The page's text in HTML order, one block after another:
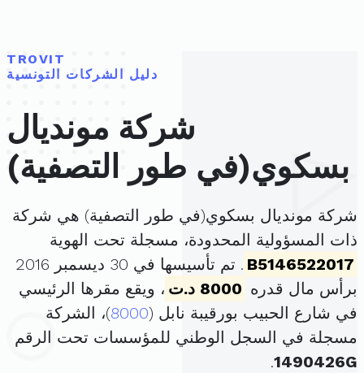
TROVIT
دليل الشركات التونسية
شركة مونديال
بسكوي(في طور التصفية)
شركة مونديال بسكوي(في طور التصفية) هي شركة
ذات المسؤولية المحدودة، مسجلة تحت الهوية
B5146522017
. تم تأسيسها في 30 ديسمبر 2016
برأس مال قدره 8000 د.ت
، ويقع مقرها الرئيسي
في شارع الحبيب بورقيبة نابل (8000)، الشركة
مسجلة في السجل الوطني للمؤسسات تحت الرقم
1490426G
.